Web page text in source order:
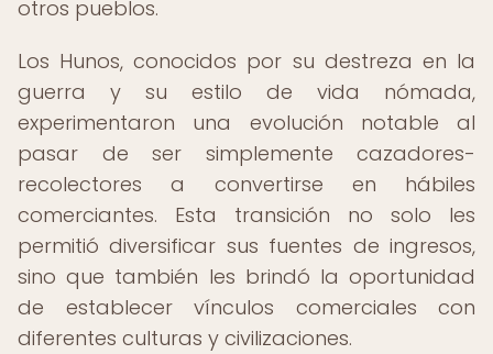
otros pueblos.
Los Hunos, conocidos por su destreza en la
guerra y su estilo de vida nómada,
experimentaron una evolución notable al
pasar de ser simplemente cazadores-
recolectores a convertirse en hábiles
comerciantes. Esta transición no solo les
permitió diversificar sus fuentes de ingresos,
sino que también les brindó la oportunidad
de establecer vínculos comerciales con
diferentes culturas y civilizaciones.